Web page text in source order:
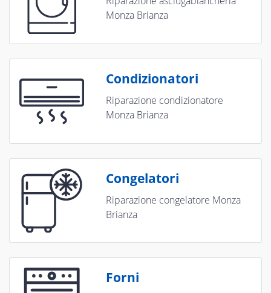
Monza Brianza
Condizionatori
Riparazione condizionatore
Monza Brianza
Congelatori
Riparazione congelatore Monza
Brianza
Forni